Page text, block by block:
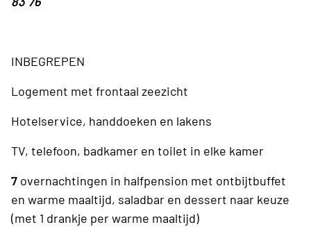
INBEGREPEN
Logement met frontaal zeezicht
Hotelservice, handdoeken en lakens
TV, telefoon, badkamer en toilet in elke kamer
7 overnachtingen in halfpension met ontbijtbuffet
en warme maaltijd, saladbar en dessert naar keuze
(met 1 drankje per warme maaltijd)